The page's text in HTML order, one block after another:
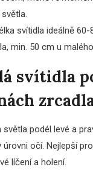
svítidla ideálně 60-
min. 50 cm u
svítidla
světla podél levé a
úrovni očí. Nejlepší pro
líčení a holení.